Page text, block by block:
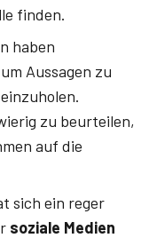
finden.
haben
Aussagen zu
zu beurteilen,
auf die
sich ein reger
soziale Medien